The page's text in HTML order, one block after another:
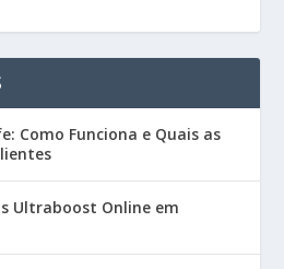
Como Funciona e Quais as
Ultraboost Online em